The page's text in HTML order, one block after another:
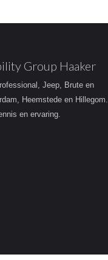
Group Haaker
Jeep, Brute en
Heemstede en Hillegom.
en ervaring.